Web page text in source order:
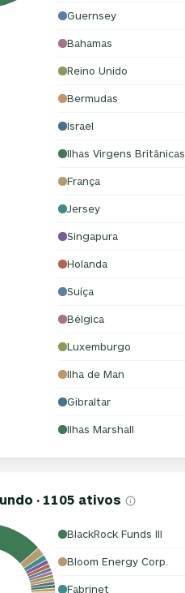
Guernsey
Bahamas
Reino Unido
Bermudas
Israel
Ilhas Virgens Britânicas
França
Jersey
Singapura
Holanda
Suíça
Bélgica
Luxemburgo
Ilha de Man
Gibraltar
Ilhas Marshall
· 1105 ativos
BlackRock Funds III
Bloom Energy Corp.
Fabrinet